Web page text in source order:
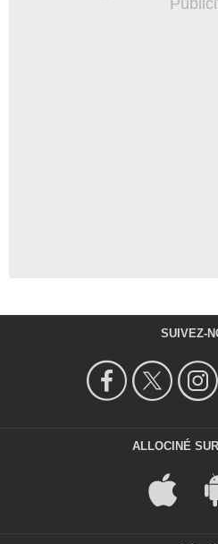
SUIVEZ-
ALLOCINÉ